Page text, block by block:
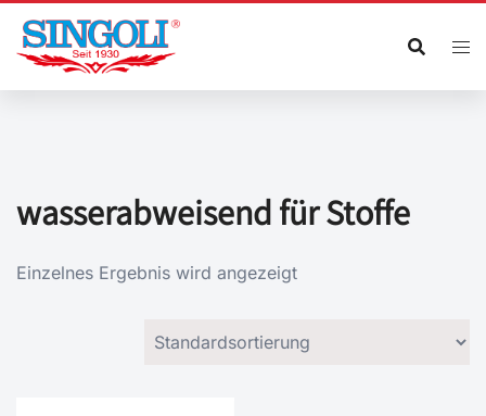
Zum
Inhalt
springen
wasserabweisend für Stoffe
Einzelnes Ergebnis wird angezeigt